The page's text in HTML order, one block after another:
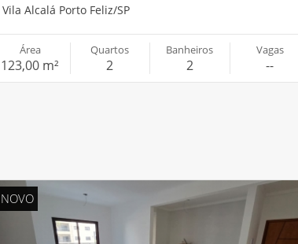
Vila Alcalá Porto Feliz/SP
Área
123,00 m²
Quartos
2
Banheiros
2
Vagas
--
NOVO